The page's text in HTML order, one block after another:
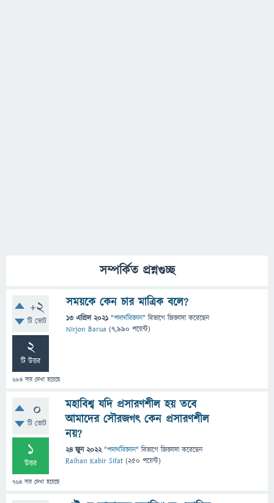
সম্পর্কিত প্রশ্নগুচ্ছ
+2
টি ভোট
2
টি উত্তর
684 বার দেখা হয়েছে
সময়কে কেন চার মাত্রিক বলে?
13 এপ্রিল 2021 "পদার্থবিজ্ঞান" বিভাগে জিজ্ঞাসাকরেছেন
Nirjon Barua (7,990 পয়েন্ট)
0
টি ভোট
1
উত্তর
764 বার দেখা হয়েছে
মহাবিশ্ব যদি প্রসারণশীল হয় তবে
আমাদের সৌরজগৎ কেন প্রসারণশীল
নয়?
24 জুন 2022 "পদার্থবিজ্ঞান" বিভাগে জিজ্ঞাসাকরেছেন
Raihan Kabir Sifat (250 পয়েন্ট)